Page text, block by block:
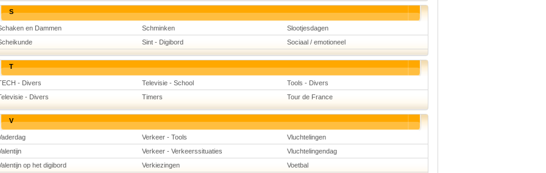
S
en Dammen Schminken
Slootjesdagen
Sint - Digibord Sociaal / emotioneel
T
- Divers Televisie - School
Tools - Divers
- Divers
Timers Tour de France
V
Verkeer - Tools
Vluchtelingen
Verkeer - Verkeerssituaties
Vluchtelingendag
op het digibord
Verkiezingen Voetbal